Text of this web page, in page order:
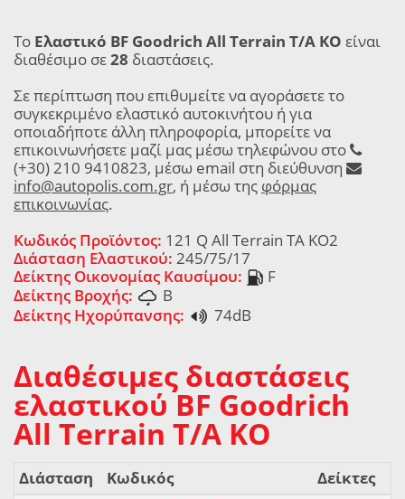
Το Ελαστικό BF Goodrich All Terrain T/A KO είναι
διαθέσιμο σε28 διαστάσεις.
Σε περίπτωση που επιθυμείτε να αγοράσετε το
συγκεκριμένο ελαστικό αυτοκινήτου ή για
οποιαδήποτε άλλη πληροφορία, μπορείτε να
επικοινωνήσετε μαζί μας μέσω τηλεφώνου στο
(+30) 210 9410823, μέσω email στη διεύθυνση
info@autopolis.com.gr, ή μέσω της φόρμας
επικοινωνίας.
Κωδικός Προϊόντος: 121 Q All Terrain TA KO2
Διάσταση Ελαστικού: 245/75/17
Δείκτης Οικονομίας Καυσίμου:
F
Δείκτης Βροχής:
B
Δείκτης Ηχορύπανσης:
74dB
Διαθέσιμες διαστάσεις
ελαστικού BF Goodrich
All Terrain T/A KO
Διάσταση Κωδικός
Δείκτες